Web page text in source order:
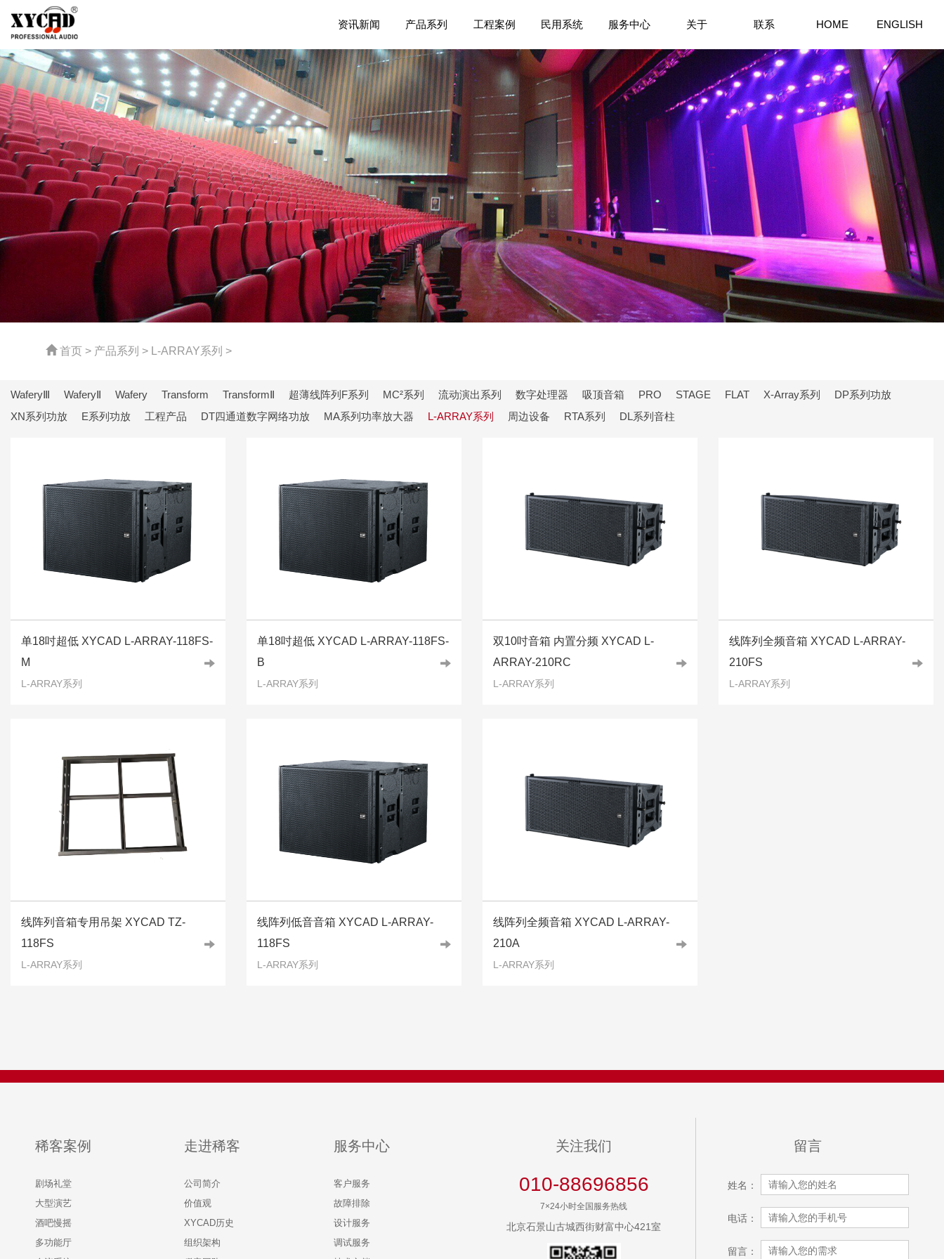
资讯新闻 产品系列 工程案例 民用系统 服务中心 关于 联系 HOME ENGLISH
首页 > 产品系列 > L-ARRAY系列 >
WaferyⅢ WaferyⅡ Wafery Transform TransformⅡ 超薄线阵列F系列 MC²系列 流动演出系列 数字处理器 吸顶音箱 PRO STAGE FLAT X-Array系列
DP系列功放
XN系列功放
E系列功放 工程产品 DT四通道数字网络功放 MA系列功率放大器 L-ARRAY系列 周边设备 RTA系列 DL系列音柱
单18吋超低 XYCAD L-ARRAY-118FS-
M
L-ARRAY系列
单18吋超低 XYCAD L-ARRAY-118FS-
B
L-ARRAY系列
双10吋音箱 内置分频 XYCAD L-
ARRAY-210RC
L-ARRAY系列
线阵列全频音箱 XYCAD L-ARRAY-
210FS
L-ARRAY系列
线阵列音箱专用吊架 XYCAD TZ-
118FS
L-ARRAY系列
线阵列低音音箱 XYCAD L-ARRAY-
118FS
L-ARRAY系列
线阵列全频音箱 XYCAD L-ARRAY-
210A
L-ARRAY系列
稀客案例
剧场礼堂
大型演艺
酒吧慢摇
多功能厅
走进稀客
公司简介
价值观
XYCAD历史
组织架构
服务中心
客户服务
故障排除
设计服务
调试服务
关注我们
010-88696856
7×24小时全国服务热线
北京石景山古城西街财富中心421室
留言
姓名：
电话：
留言：